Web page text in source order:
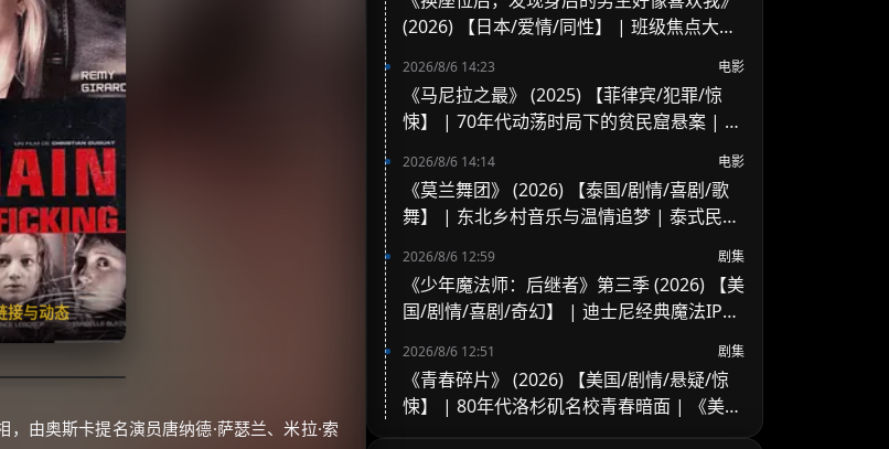
接与动态
反馈
由奥斯卡提名演员唐纳德·萨瑟兰、米拉·索
(2026) 【日本/爱情/同性】 | 班级焦点大帅
高甜校园BL
2026/8/6 14:23 电影
《马尼拉之最》 (2025) 【菲律宾/犯罪/惊
悚】 | 70年代动荡时局下的贫民窟悬案 | 菲
2026/8/6 14:14 电影
《莫兰舞团》 (2026) 【泰国/剧情/喜剧/歌
舞】 | 东北乡村音乐与温情追梦 | 泰式民谣
2026/8/6 12:59 剧集
《少年魔法师：后继者》第三季 (2026) 【美
国/剧情/喜剧/奇幻】 | 迪士尼经典魔法IP终
2026/8/6 12:51 剧集
《青春碎片》 (2026) 【美国/剧情/悬疑/惊
悚】 | 80年代洛杉矶名校青春暗面 | 《美国